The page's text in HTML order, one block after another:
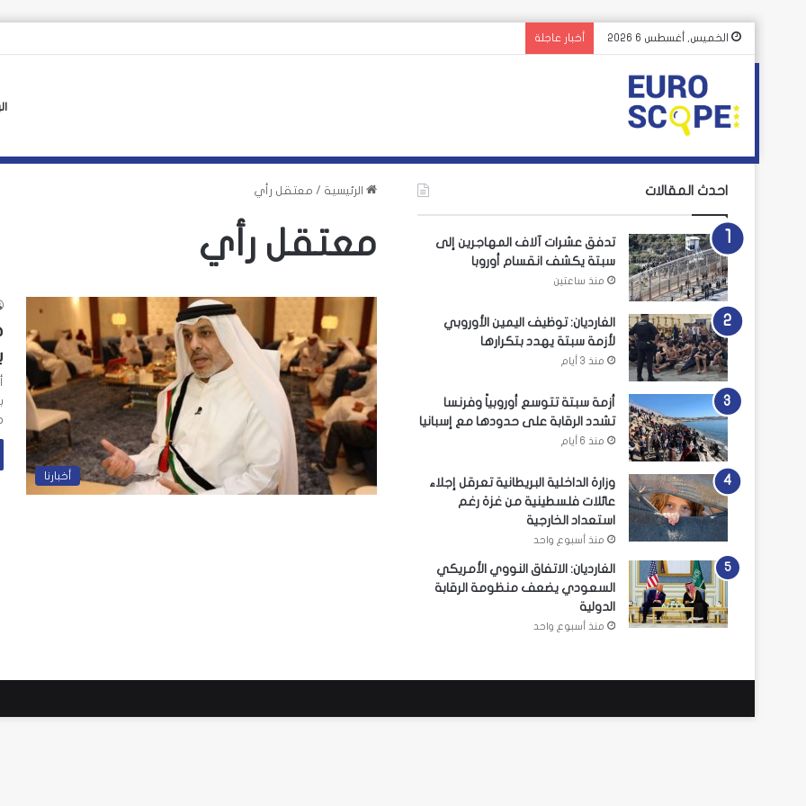
الخميس, أغسطس 6 2026 أخبار عاجلة
الرئيسية / معتقل رأي
معتقل رأي
أخبارنا
احدث المقالات
تدفق عشرات آلاف المهاجرين إلى
سبتة يكشف انقسام أوروبا
منذ ساعتين
الغارديان: توظيف اليمين الأوروبي
لأزمة سبتة يهدد بتكرارها
منذ 3 أيام
أزمة سبتة تتوسع أوروبياً وفرنسا
تشدد الرقابة على حدودها مع إسبانيا
منذ 6 أيام
وزارة الداخلية البريطانية تعرقل إجلاء
عائلات فلسطينية من غزة رغم
استعداد الخارجية
منذ أسبوع واحد
الغارديان: الاتفاق النووي الأمريكي
السعودي يضعف منظومة الرقابة
الدولية
منذ أسبوع واحد